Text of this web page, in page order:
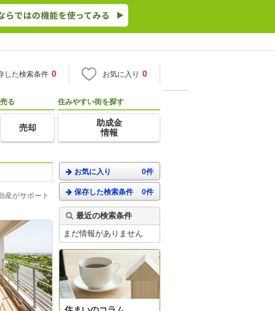
した検索条件 0 お気に入り 0
売る
売却
住みやすい街を探す
助成金
情報
産がサポート
お気に入り 0件
保存した検索条件 0件
最近の検索条件
まだ情報がありません